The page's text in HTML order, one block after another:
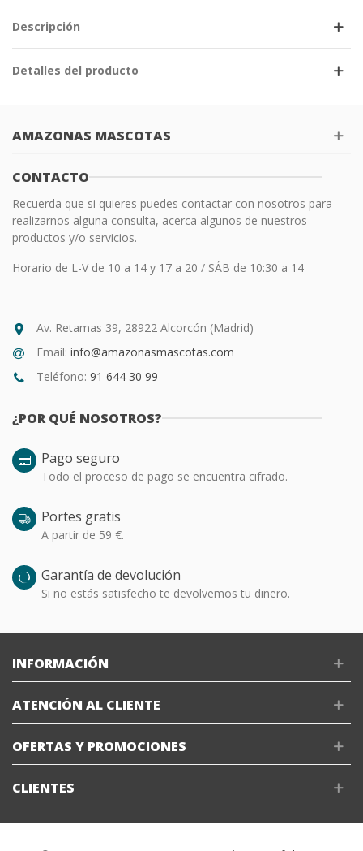
Descripción
Detalles del producto
AMAZONAS MASCOTAS
CONTACTO
Recuerda que si quieres puedes contactar con nosotros para
realizarnos alguna consulta, acerca algunos de nuestros
productos y/o servicios.
Horario de L-V de 10 a 14 y 17 a 20 / SÁB de 10:30 a 14
Av. Retamas 39, 28922 Alcorcón (Madrid)
Email: info@amazonasmascotas.com
Teléfono: 91 644 30 99
¿POR QUÉ NOSOTROS?
Pago seguro
Todo el proceso de pago se encuentra cifrado.
Portes gratis
A partir de 59 €.
Garantía de devolución
Si no estás satisfecho te devolvemos tu dinero.
INFORMACIÓN
ATENCIÓN AL CLIENTE
OFERTAS Y PROMOCIONES
CLIENTES